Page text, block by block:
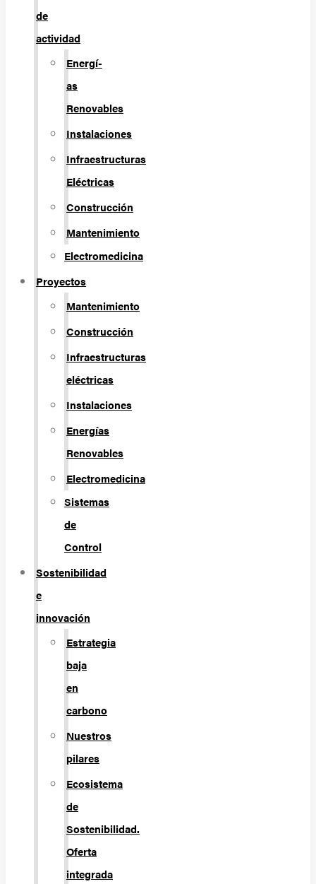
de
actividad
Energí­
as
Renovables
Instalaciones
Infraestructuras
Eléctricas
Construcción
Mantenimiento
Electromedicina
Proyectos
Mantenimiento
Construcción
Infraestructuras
eléctricas
Instalaciones
Energías
Renovables
Electromedicina
Sistemas
de
Control
Sostenibilidad
e
innovación
Estrategia
baja
en
carbono
Nuestros
pilares
Ecosistema
de
Sostenibilidad.
Oferta
integrada